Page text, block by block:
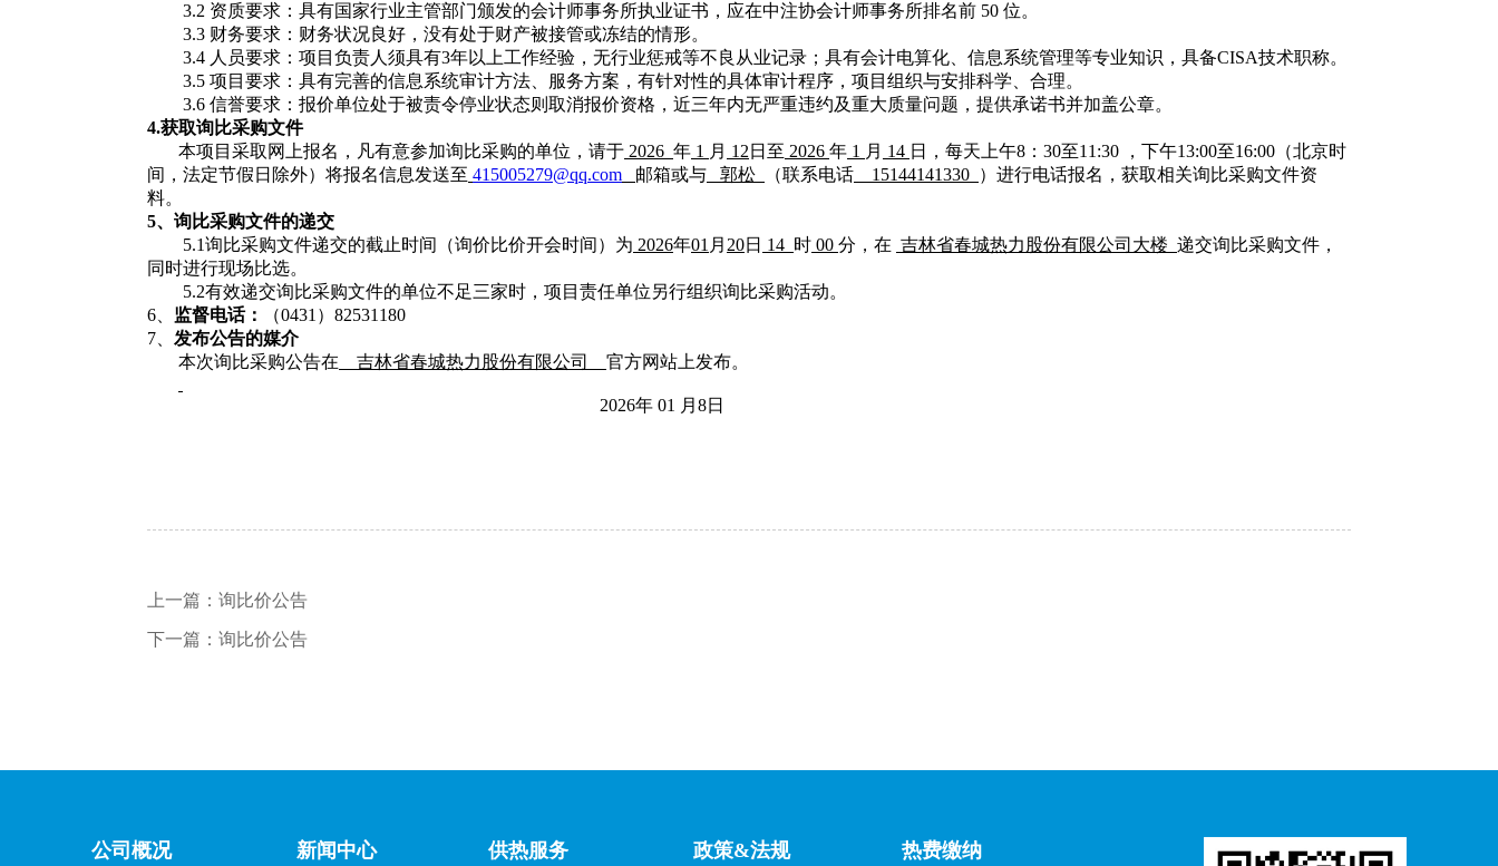
3.2 资质要求：具有国家行业主管部门颁发的会计师事务所执业证书，应在中注协会计师事务所排名前 50 位。
3.3 财务要求：财务状况良好，没有处于财产被接管或冻结的情形。
3.4 人员要求：项目负责人须具有3年以上工作经验，无行业惩戒等不良从业记录；具有会计电算化、信息系统管理等专业知识，具备CISA技术职称。
3.5 项目要求：具有完善的信息系统审计方法、服务方案，有针对性的具体审计程序，项目组织与安排科学、合理。
3.6 信誉要求：报价单位处于被责令停业状态则取消报价资格，近三年内无严重违约及重大质量问题，提供承诺书并加盖公章。
4.获取询比采购文件
本项目采取网上报名，凡有意参加询比采购的单位，请于 2026 年 1 月 12 日至 2026 年 1 月 14 日 ，每天上午8： 30至11:30 ，下午13:00至16:00（北京时
间，法定节假日除外）将报名信息发送至 415005279@qq.com 邮箱或与 郭松 （联系电话 15144141330 ）进行电话报名，获取相关询比采购文件资
料。
5、 询比采购文件的递交
5.1询比采购文件递交的截止时间（询价比价开会时间）为 2026年01 月 20日 14 时 00 分， 在 吉林省春城热力股份有限公司大楼 递交询比采购文件，
同时进行现场比选。
5.2有效递交询比采购文件的单位不足三家时，项目责任单位另行组织询比采购活动。
6、 监督电话： （0431）82531180
7、 发布公告的媒介
本次询比采购公告在
吉林省春城热力股份有限公司 官方网站上发布。
2026年 01 月8日
上一篇： 询比价公告
下一篇： 询比价公告
公司概况 新闻中心 供热服务 政策&法规 热费缴纳